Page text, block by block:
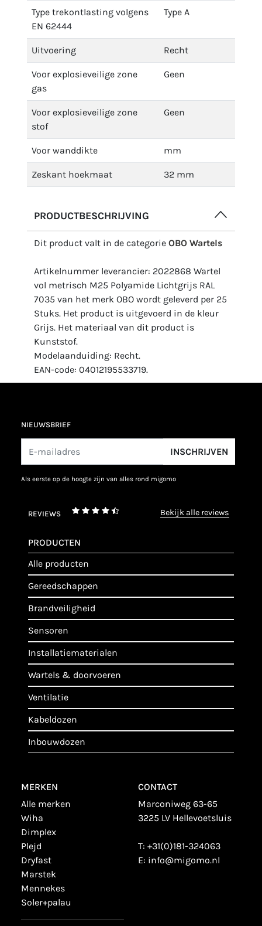
Type trekontlasting volgens
EN 62444
Type A
Uitvoering Recht
Voor explosieveilige zone
gas
Geen
Voor explosieveilige zone
stof
Geen
Voor wanddikte mm
Zeskant hoekmaat 32 mm
PRODUCTBESCHRIJVING
Dit product valt in de categorie OBO Wartels
Artikelnummer leverancier: 2022868 Wartel
vol metrisch M25 Polyamide Lichtgrijs RAL
7035 van het merk OBO wordt geleverd per 25
Stuks. Het product is uitgevoerd in de kleur
Grijs. Het materiaal van dit product is
Kunststof.
Modelaanduiding: Recht.
EAN-code: 04012195533719.
NIEUWSBRIEF
INSCHRIJVEN
als eerste op de hoogte zijn van alles rond migomo
REVIEWS bekijk alle reviews
PRODUCTEN
alle producten
gereedschappen
brandveiligheid
sensoren
installatiematerialen
wartels & doorvoeren
ventilatie
kabeldozen
inbouwdozen
MERKEN
alle merken
wiha
dimplex
plejd
dryfast
marstek
mennekes
soler+palau
CONTACT
Marconiweg 63-65
3225 LV Hellevoetsluis
T: +31(0)181-324063
E: info@migomo.nl